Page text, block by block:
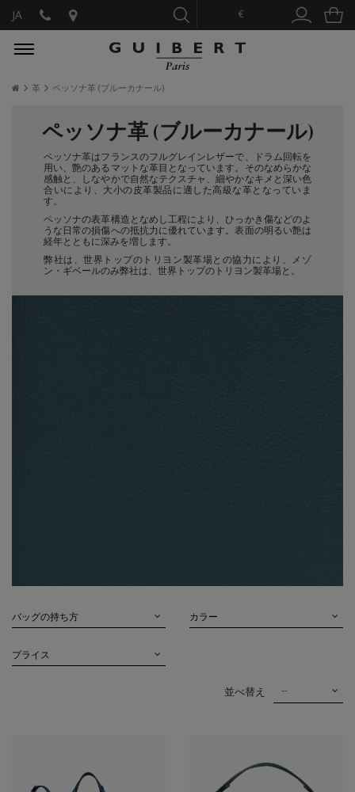
€
JA
革 ペッソナ革 (ブルーカナール)
ペッソナ革 (ブルーカナール)
ペッソナ革はフランスのフルグレインレザーで、ドラム回転を
用い、艶のあるマットな革目となっています。そのなめらかな
感触と、しなやかで自然なテクスチャ、細やかなキメと深い色
合いにより、大小の皮革製品に適した高級な革となっていま
す。
ペッソナの表革構造となめし工程により、ひっかき傷などのよ
うな日常の損傷への抵抗力に優れています。表面の明るい艶は
経年とともに深みを増します。
弊社は、世界トップのトリヨン製革場との協力により、メゾ
ン・ギベールのみ弊社は、世界トップのトリヨン製革場と。
バッグの持ち方 カラー
プライス
並べ替え --